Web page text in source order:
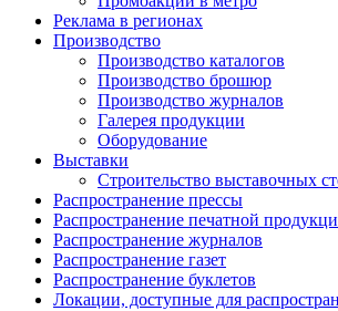
Реклама в регионах
Производство
Производство каталогов
Производство брошюр
Производство журналов
Галерея продукции
Оборудование
Выставки
Строительство выставочных
Распространение прессы
Распространение печатной
Распространение журналов
Распространение газет
Распространение буклетов
Локации, доступные для